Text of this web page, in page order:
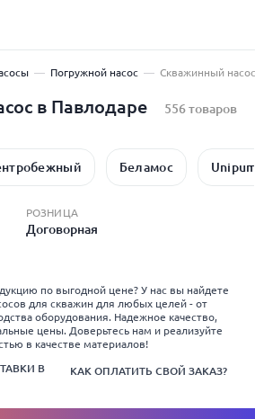
Погружной насос Скважинный насос
в Павлодаре 556 товаров
Беламос
РОЗНИЦА
Договорная
по выгодной цене? У нас вы найдете
для скважин для любых целей - от
оборудования. Надежное качество,
цены. Доверьтесь нам и реализуйте
в качестве материалов!
В
КАК ОПЛАТИТЬ СВОЙ ЗАКАЗ?